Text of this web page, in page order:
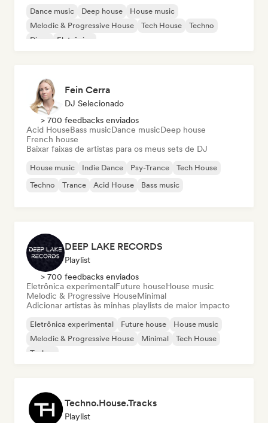
Dance music Deep house
House music
Melodic & Progressive House
Tech House
Techno
Disco
Eletrônica
Fein Cerra
DJ Selecionado
> 700 feedbacks enviados
Acid HouseBass musicDance musicDeep house
French house
Baixar faixas de artistas para os meus sets de DJ
House music Indie Dance Psy-Trance
Tech House
Techno
Trance Acid House Bass music
DEEP LAKE RECORDS
Playlist
> 700 feedbacks enviados
Eletrônica experimentalFuture houseHouse music
Melodic & Progressive HouseMinimal
Adicionar artistas às minhas playlists de maior impacto
Eletrônica experimental Future house
House music
Melodic & Progressive House
Minimal
Tech House
Techno
Techno.House.Tracks
Playlist